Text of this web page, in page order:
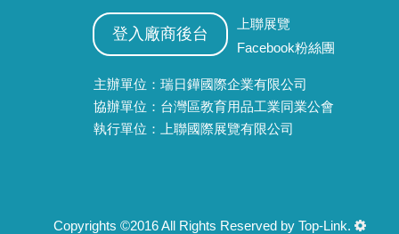
登入廠商後台
上聯展覽
Facebook粉絲團
主辦單位：瑞日鏵國際企業有限公司
協辦單位：台灣區教育用品工業同業公會
執行單位：上聯國際展覽有限公司
Copyrights ©2016 All Rights Reserved by Top-Link.